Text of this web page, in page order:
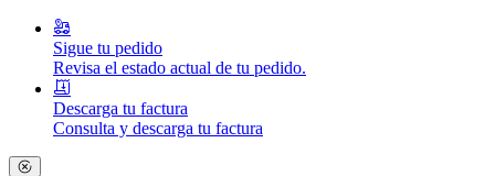
Sigue tu pedido
Revisa el estado actual de tu pedido.
Descarga tu factura
Consulta y descarga tu factura